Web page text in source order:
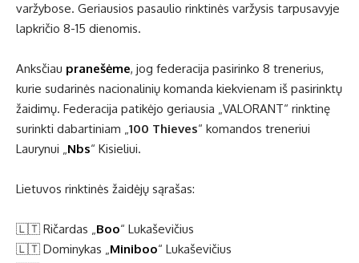
varžybose. Geriausios pasaulio rinktinės varžysis tarpusavyje
lapkričio 8-15 dienomis.
Anksčiau pranešėme, jog federacija pasirinko 8 trenerius,
kurie sudarinės nacionalinių komanda kiekvienam iš pasirinktų
žaidimų. Federacija patikėjo geriausia „VALORANT“ rinktinę
surinkti dabartiniam „100 Thieves“ komandos treneriui
Laurynui „Nbs“ Kisieliui.
Lietuvos rinktinės žaidėjų sąrašas:
🇱🇹 Ričardas „Boo“ Lukaševičius
🇱🇹 Dominykas „Miniboo“ Lukaševičius